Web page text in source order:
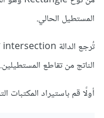
المستطيل الحالي.
الناتج من تقاطع المستطيلين.
أولًا قم باستيراد المكتبات